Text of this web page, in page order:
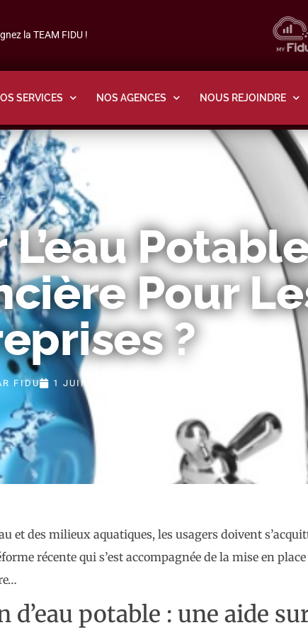
la TEAM FIDU !
SERVICES NOS AGENCES NOUS REJOINDRE
Pour
?
FIDU 1 JUIN 2026
des milieux aquatiques, les usagers doivent
récente qui s’est accompagnée de la mise en
potable : une aide